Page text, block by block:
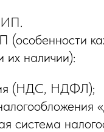
ИП.
их наличии):
(НДС, НДФЛ);
система